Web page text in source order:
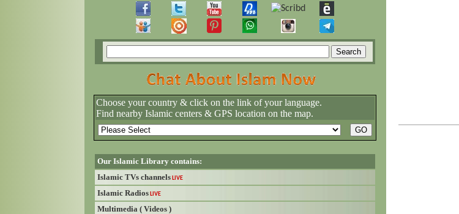
Choose your country & click on the link of your language.
Find nearby Islamic centers & GPS location on the map.
Our Islamic Library contains:
Islamic TVs channels LIVE
Islamic Radios LIVE
Multimedia ( Videos )